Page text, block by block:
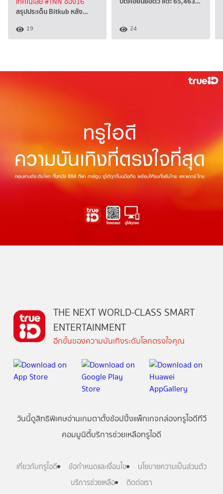
สรุปประเด็น Bitkub หลัง…
19 24
THE NEXT WORLD-CLASS SMART
ENTERTAINMENT
อีกขั้นของความบันเทิงระดับโลกตรงใจคุณ
วันนี้ดูสิทธิพิเศษอ่านเกมตาตั้งช้อปปิ้งแพ็กเกจกล่องทรูไอดีทีวี
คอมมูนิตี้บริการช่วยเหลือทรูไอดี
เกี่ยวกับทรูไอดี ข้อกำหนดและเงื่อนไข
นโยบายความเป็นส่วนตัว
บริการช่วยเหลือ
ติดต่อเรา